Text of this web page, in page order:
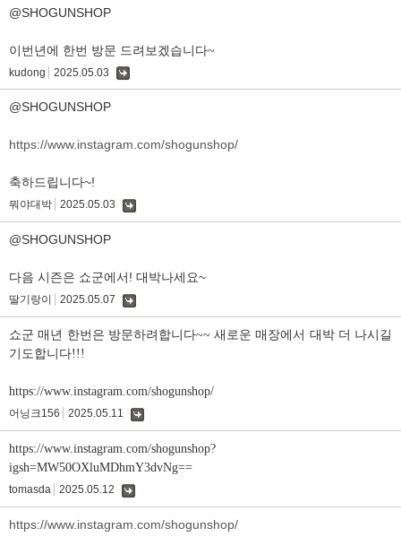
@SHOGUNSHOP
이번년에 한번 방문 드려보겠습니다~
kudong 2025.05.03
@SHOGUNSHOP
https://www.instagram.com/shogunshop/
축하드립니다~!
뭐야대박 2025.05.03
@SHOGUNSHOP
다음 시즌은 쇼군에서! 대박나세요~
딸기랑이 2025.05.07
쇼군 매년 한번은 방문하려합니다~~ 새로운 매장에서 대박 더 나시길
기도합니다!!!
https://www.instagram.com/shogunshop/
어닝크156 2025.05.11
https://www.instagram.com/shogunshop?
igsh=MW50OXluMDhmY3dvNg==
tomasda 2025.05.12
https://www.instagram.com/shogunshop/